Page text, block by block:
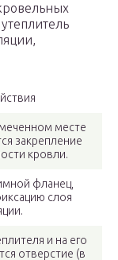
месте
закрепление
кровли.
фланец,
слоя
и на его
отверстие (в